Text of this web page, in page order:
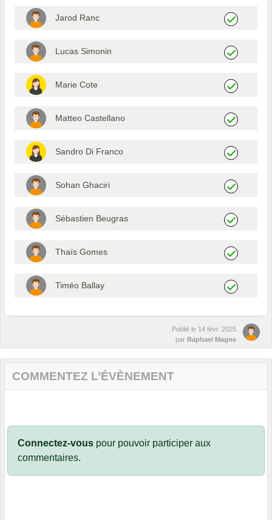
Jarod Ranc
Lucas Simonin
Marie Cote
Matteo Castellano
Sandro Di Franco
Sohan Ghaciri
Sébastien Beugras
Thaïs Gomes
Timéo Ballay
Publié le 14 févr. 2025
par Raphael Magne
COMMENTEZ L’ÉVÈNEMENT
Connectez-vous pour pouvoir participer aux
commentaires.